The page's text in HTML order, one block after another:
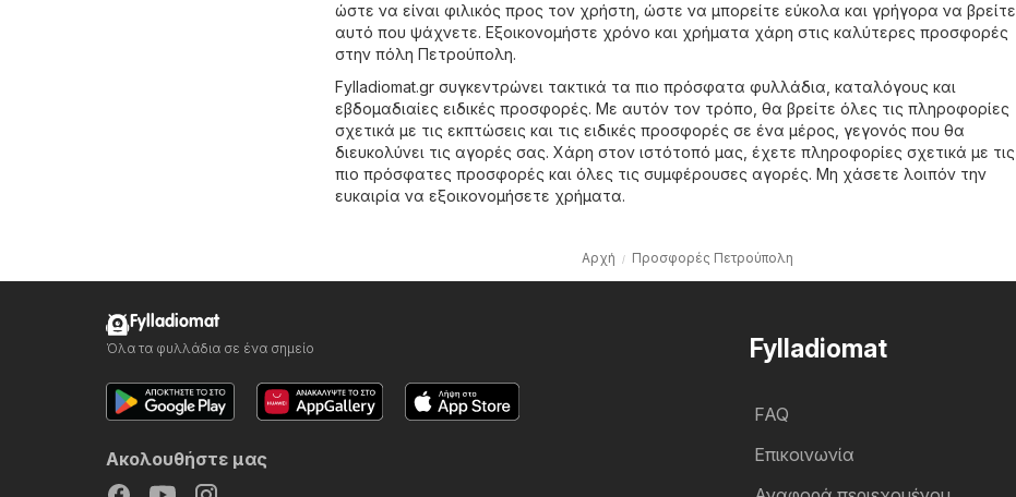
ώστε να είναι φιλικός προς τον χρήστη, ώστε να μπορείτε εύκολα και γρήγορα να βρείτε
αυτό που ψάχνετε. Εξοικονομήστε χρόνο και χρήματα χάρη στις καλύτερες προσφορές
στην πόλη Πετρούπολη.
Fylladiomat.gr συγκεντρώνει τακτικά τα πιο πρόσφατα φυλλάδια, καταλόγους και
εβδομαδιαίες ειδικές προσφορές. Με αυτόν τον τρόπο, θα βρείτε όλες τις πληροφορίες
σχετικά με τις εκπτώσεις και τις ειδικές προσφορές σε ένα μέρος, γεγονός που θα
διευκολύνει τις αγορές σας. Χάρη στον ιστότοπό μας, έχετε πληροφορίες σχετικά με τις
πιο πρόσφατες προσφορές και όλες τις συμφέρουσες αγορές. Μη χάσετε λοιπόν την
ευκαιρία να εξοικονομήσετε χρήματα.
Αρχή Προσφορές Πετρούπολη
Fylladiomat
FAQ
Επικοινωνία
Fylladiomat
Όλα τα φυλλάδια σε ένα σημείο
Ακολουθήστε μας